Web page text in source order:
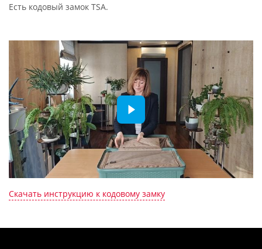
Есть кодовый замок TSA.
Скачать инструкцию к кодовому замку